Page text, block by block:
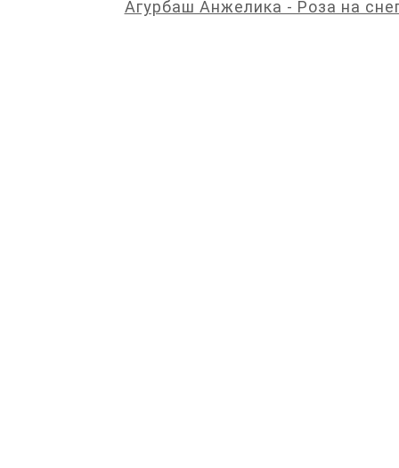
Агурбаш Анжелика - Роза на